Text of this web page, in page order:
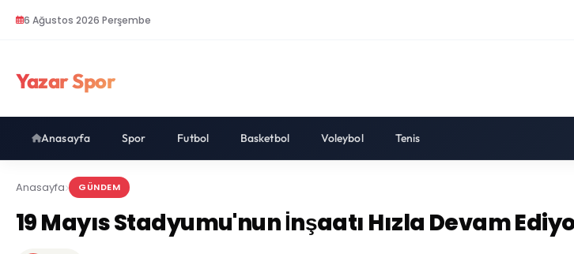
6 Ağustos 2026 Perşembe
Yazar Spor
Anasayfa Spor Futbol Basketbol Voleybol Tenis
Anasayfa GÜNDEM
19 Mayıs Stadyumu'nun İnşaatı Hızla Devam